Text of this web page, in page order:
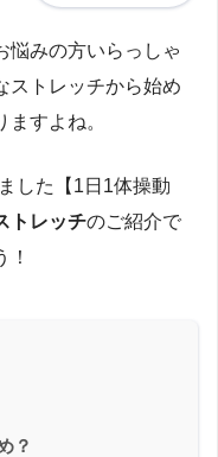
悩みの方いらっしゃ
ストレッチから始め
すよね。
した【1日1体操動
トレッチのご紹介で
？